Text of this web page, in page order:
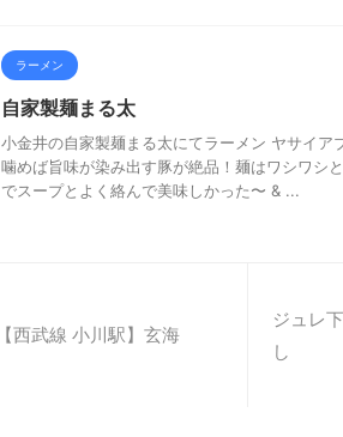
ラーメン
自家製麺まる太
小金井の自家製麺まる太にてラーメン ヤサイア
噛めば旨味が染み出す豚が絶品！麺はワシワシ
でスープとよく絡んで美味しかった〜 & ...
【西武線 小川駅】玄海
ジュレ
し